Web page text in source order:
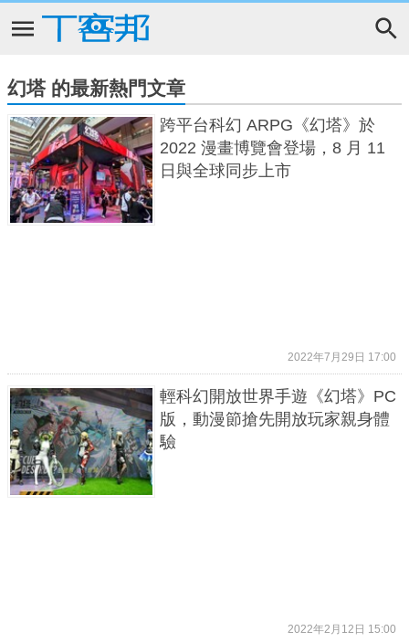
幻塔 的最新熱門文章
跨平台科幻 ARPG《幻塔》於
2022 漫畫博覽會登場，8 月 11
日與全球同步上市
2022年7月29日 17:00
輕科幻開放世界手遊《幻塔》PC
版，動漫節搶先開放玩家親身體
驗
2022年2月12日 15:00